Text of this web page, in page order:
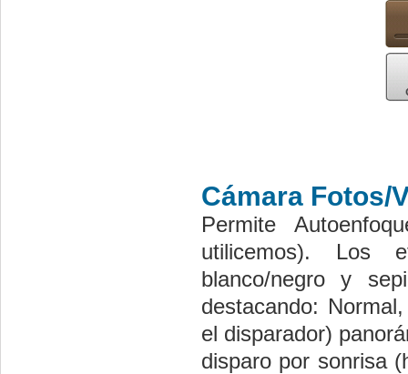
Cámara Fotos/
Permite
utilicemos). Los
blanco/negro y
destacando:
el disparador)
disparo por sonrisa